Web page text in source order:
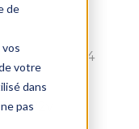
de
votre
dans
pas